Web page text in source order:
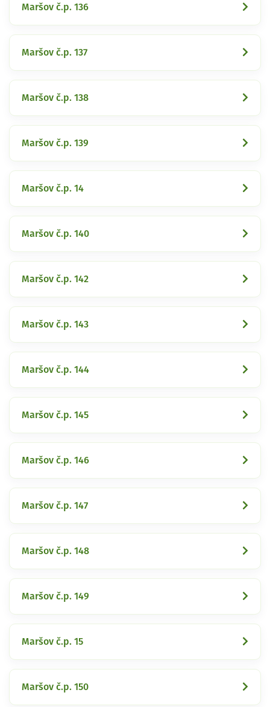
Maršov č.p. 136
Maršov č.p. 137
Maršov č.p. 138
Maršov č.p. 139
Maršov č.p. 14
Maršov č.p. 140
Maršov č.p. 142
Maršov č.p. 143
Maršov č.p. 144
Maršov č.p. 145
Maršov č.p. 146
Maršov č.p. 147
Maršov č.p. 148
Maršov č.p. 149
Maršov č.p. 15
Maršov č.p. 150